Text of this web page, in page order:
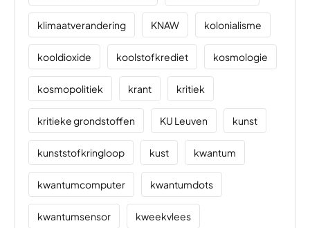
klimaatverandering KNAW kolonialisme
kooldioxide koolstofkrediet kosmologie
kosmopolitiek krant kritiek
kritieke grondstoffen KU Leuven kunst
kunststofkringloop kust kwantum
kwantumcomputer kwantumdots
kwantumsensor kweekvlees